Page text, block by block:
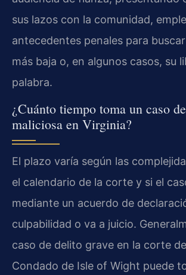
sus lazos con la comunidad,
antecedentes penales para
más baja o, en algunos casos, su
palabra.
¿Cuánto tiempo toma un caso
maliciosa en Virginia?
El plazo varía según las
el calendario de la corte y si el
mediante un acuerdo de
culpabilidad o va a juicio.
caso de delito grave en la corte
Condado de Isle of Wight puede